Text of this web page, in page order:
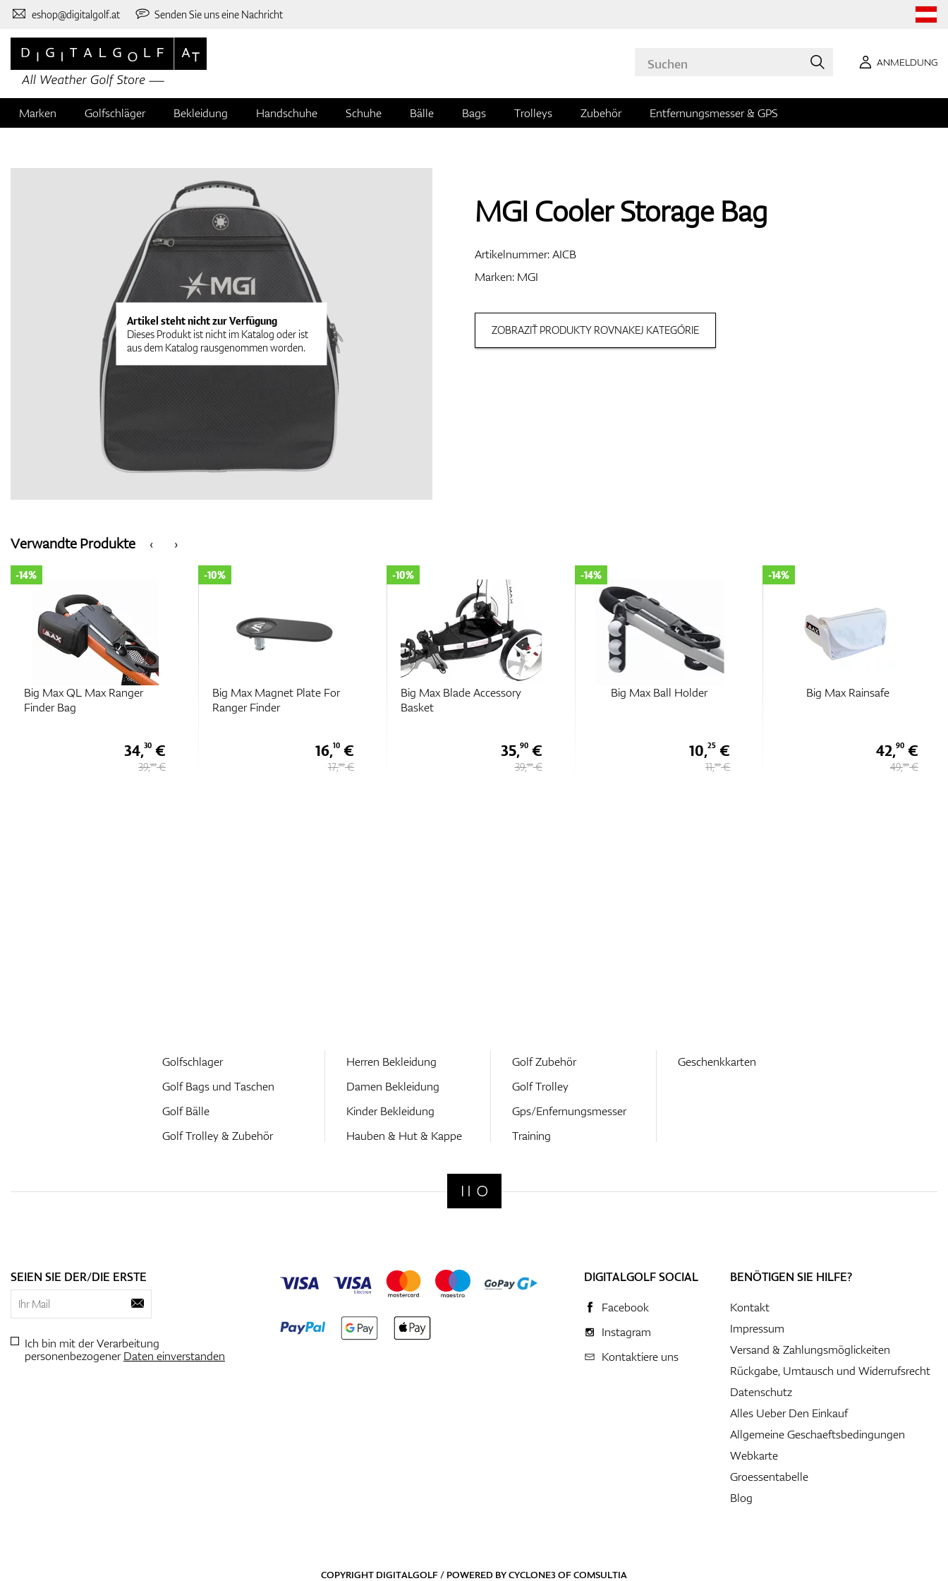
eshop@digitalgolf.at Senden Sie uns eine Nachricht
ANMELDUNG
Marken Golfschläger Bekleidung Handschuhe Schuhe Bälle Bags Trolleys Zubehör Entfernungsmesser & GPS
Artikel steht nicht zur Verfügung
Dieses Produkt ist nicht im Katalog oder ist
aus dem Katalog rausgenommen worden.
MGI Cooler Storage Bag
Artikelnummer:AICB
Marken: MGI
ZOBRAZIŤ PRODUKTY ROVNAKEJ KATEGÓRIE
‹
Verwandte Produkte ›
Big Max QL Max Ranger
Finder Bag
-14%
34,30 €
39,90€
Big Max Magnet Plate For
Ranger Finder
-10%
16,10€
17,90€
Big Max Blade Accessory
Basket
-10%
35,90€
39,90€
Big Max Ball Holder
-14%
10,25 €
11,90€
Big Max Rainsafe
-14%
42,90€
49,90€
Golfschlager
Golf Bags und Taschen
Golf Bälle
Golf Trolley & Zubehör
Herren Bekleidung
Damen Bekleidung
Kinder Bekleidung
Hauben & Hut & Kappe
Golf Zubehör
Golf Trolley
Gps/Enfernungsmesser
Training
Geschenkkarten
SEIEN SIE DER/DIE ERSTE
Ich bin mit der Verarbeitung
personenbezogenerDaten einverstanden
DIGITALGOLF SOCIAL
Facebook
Instagram
Kontaktiere uns
BENÖTIGEN SIE HILFE?
Kontakt
Impressum
Versand & Zahlungsmöglickeiten
Rückgabe, Umtausch und Widerrufsrecht
Datenschutz
Alles Ueber Den Einkauf
Allgemeine Geschaeftsbedingungen
Webkarte
Groessentabelle
Blog
COPYRIGHT DIGITALGOLF / POWERED BYCYCLONE3OFCOMSULTIA